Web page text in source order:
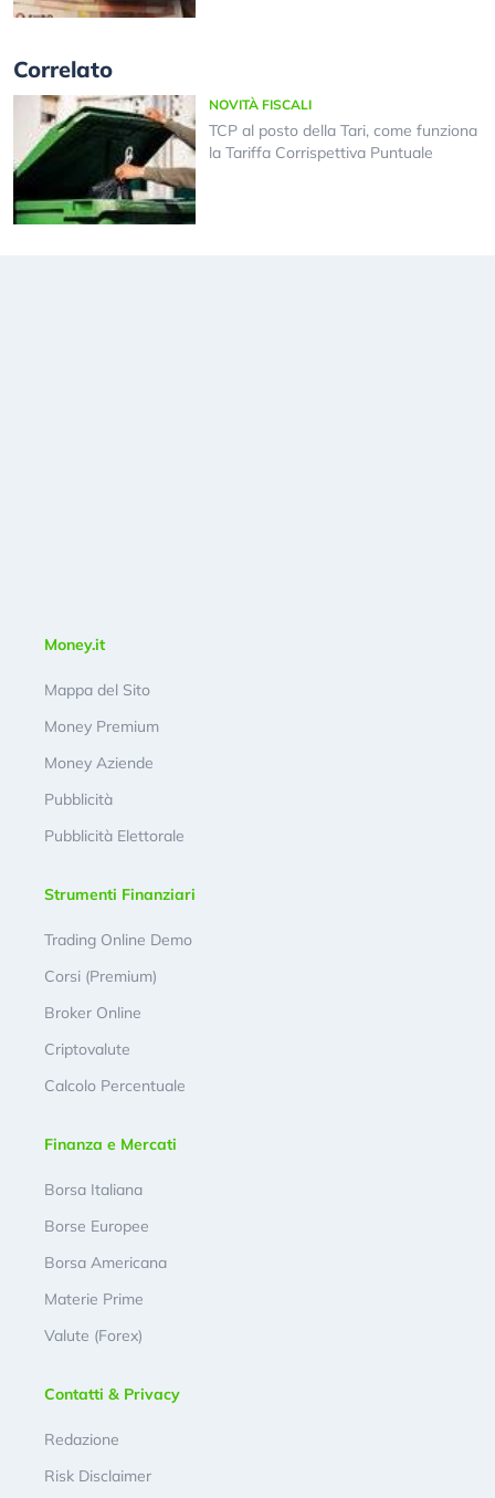
Correlato
NOVITÀ FISCALI
TCP al posto della Tari, come funziona
la Tariffa Corrispettiva Puntuale
Money.it
Mappa del Sito
Money Premium
Money Aziende
Pubblicità
Pubblicità Elettorale
Strumenti Finanziari
Trading Online Demo
Corsi (Premium)
Broker Online
Criptovalute
Calcolo Percentuale
Finanza e Mercati
Borsa Italiana
Borse Europee
Borsa Americana
Materie Prime
Valute (Forex)
Contatti & Privacy
Redazione
Risk Disclaimer